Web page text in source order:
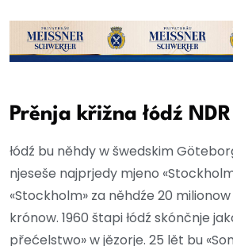
Prěnja křižna łódź NDR
łódź bu něhdy w šwedskim
njeseše najprjedy mjeno
«Stockholm» za něhdźe 20
krónow. 1960 štapi łódź skónčnje
přećelstwo» w jězorje. 25 lět bu